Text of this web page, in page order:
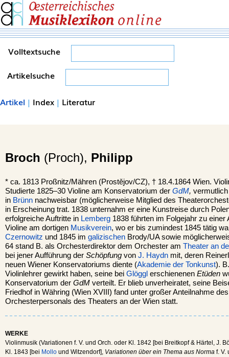
Volltextsuche
Artikelsuche
Artikel | Index | Literatur
Broch (Proch), Philipp
* ca. 1813 Proßnitz/Mähren (Prostějov/CZ), † 18.4.1864 Wien.
Studierte 1825–30 Violine am Konservatorium der GdM,
in Brünn nachweisbar (möglicherweise Mitglied des
in Erscheinung trat. 1838 unternahm er eine Kunstreise durch
erfolgreiche Auftritte in Lemberg 1838 führten im Folgejahr zu einer
Violine am dortigen Musikverein, wo er bis zumindest 1845 tätig
Czernowitz und 1845 im galizischen Brody/UA sowie
64 stand B. als Orchesterdirektor dem Orchester am Theater an
bei jener Aufführung der Schöpfung von J. Haydn mit, deren
neuen Wiener Konservatoriums diente (Akademie der Tonkunst).
Violinlehrer gewirkt haben, seine bei Glöggl erschienenen Etüden
Konservatorium der GdM verteilt. Er blieb unverheiratet, seine
Friedhof in Währing (Wien XVIII) fand unter großer Anteilnahme
Orchesterpersonals des Theaters an der Wien statt.
WERKE
Violinmusik (Variationen f. V. und Orch. oder Kl. 1842 [bei Breitkopf & Härtel, J.
Kl. 1843 [bei Mollo und Witzendorf], Variationen über ein Thema aus Norma f. V.